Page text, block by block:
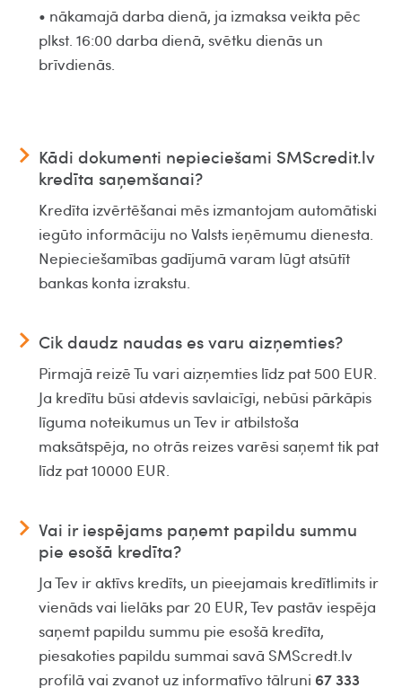
• nākamajā darba dienā, ja izmaksa veikta pēc
plkst. 16:00 darba dienā, svētku dienās un
brīvdienās.
Kādi dokumenti nepieciešami SMScredit.lv
kredīta saņemšanai?
Kredīta izvērtēšanai mēs izmantojam automātiski
iegūto informāciju no Valsts ieņēmumu dienesta.
Nepieciešamības gadījumā varam lūgt atsūtīt
bankas konta izrakstu.
Cik daudz naudas es varu aizņemties?
Pirmajā reizē Tu vari aizņemties līdz pat 500 EUR.
Ja kredītu būsi atdevis savlaicīgi, nebūsi pārkāpis
līguma noteikumus un Tev ir atbilstoša
maksātspēja, no otrās reizes varēsi saņemt tik pat
līdz pat 10000 EUR.
Vai ir iespējams paņemt papildu summu
pie esošā kredīta?
Ja Tev ir aktīvs kredīts, un pieejamais kredītlimits ir
vienāds vai lielāks par 20 EUR, Tev pastāv iespēja
saņemt papildu summu pie esošā kredīta,
piesakoties papildu summai savā SMScredt.lv
profilā vai zvanot uz informatīvo tālruni 67 333